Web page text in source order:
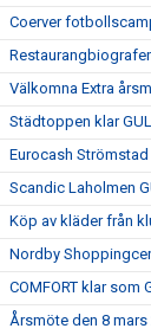
Coerver
Välkomna Extra
Städtoppen klar
Eurocash Strömstad
Scandic Laholmen
Köp av kläder från
Nordby
COMFORT klar som
Årsmöte den 8 mars